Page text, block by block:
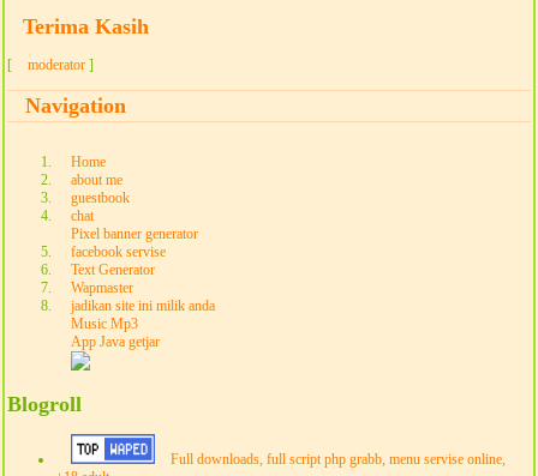
Terima Kasih
[ moderator ]
Navigation
Home
about me
guestbook
chat
Pixel banner generator
facebook servise
Text Generator
Wapmaster
jadikan site ini milik anda
Music Mp3
App Java getjar
Blogroll
Full downloads, full script php grabb, menu servise online,